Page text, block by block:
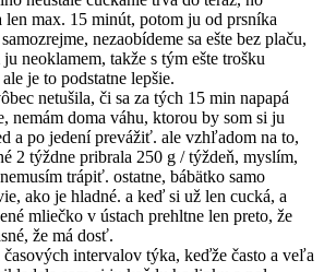
len max. 15 minút, potom ju od prsníka
nezaobídeme sa ešte bez plaču,
neoklamem, takže s tým ešte trošku
je to podstatne lepšie.
netušila, či sa za tých 15 min napapá
nemám doma váhu, ktorou by som si ju
a po jedení prevážiť. ale vzhľadom na to,
2 týždne pribrala 250 g / týždeň, myslím,
trápiť. ostatne, bábätko samo
ako je hladné. a keď si už len cucká, a
mliečko v ústach prehltne len preto, že
že má dosť.
časových intervalov týka, keďže často a veľa